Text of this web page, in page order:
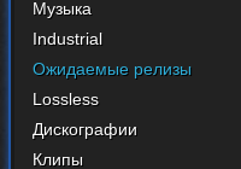
Музыка
Industrial
Ожидаемые релизы
Lossless
Дискографии
Клипы